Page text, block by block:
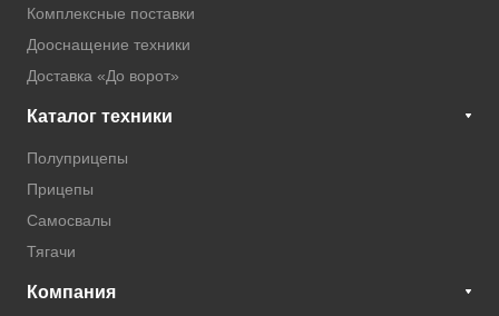
Комплексные поставки
Дооснащение техники
Доставка «До ворот»
Каталог техники
Полуприцепы
Прицепы
Самосвалы
Тягачи
Компания